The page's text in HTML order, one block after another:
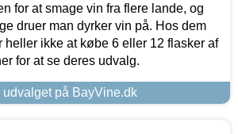
for at smage vin fra flere lande, og
druer man dyrker vin på. Hos dem
heller ikke at købe 6 eller 12 flasker af
for at se deres udvalg.
udvalget på BayVine.dk